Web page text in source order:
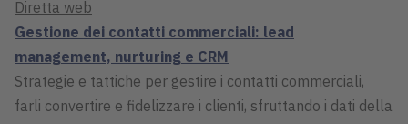
Diretta web
Gestione dei contatti commerciali: lead
management, nurturing e CRM
Strategie e tattiche per gestire i contatti commerciali,
farli convertire e fidelizzare i clienti, sfruttando i dati della